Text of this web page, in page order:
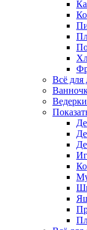
Всё для